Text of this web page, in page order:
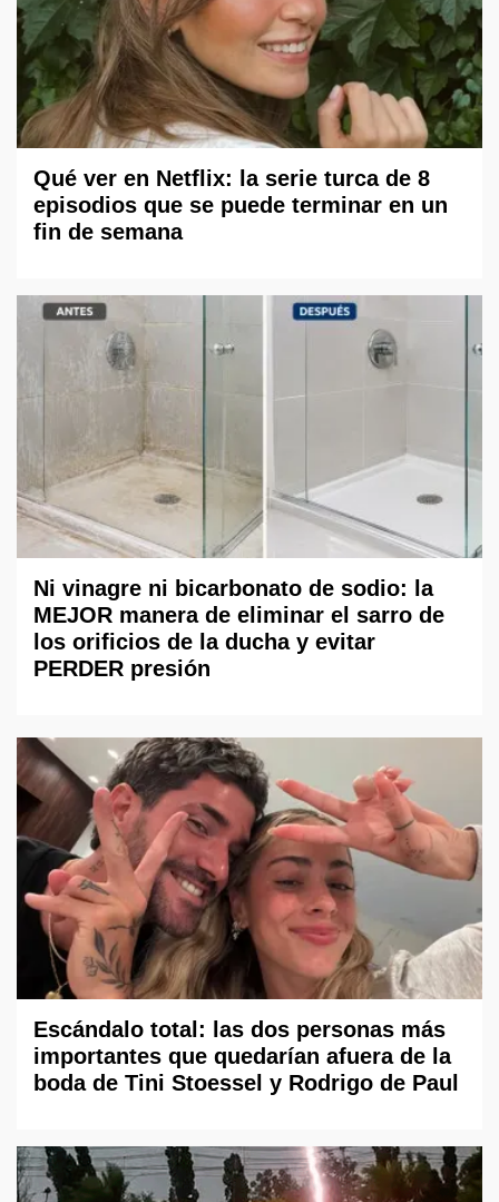
Qué ver en Netflix: la serie turca de 8
episodios que se puede terminar en un
fin de semana
Ni vinagre ni bicarbonato de sodio: la
MEJOR manera de eliminar el sarro de
los orificios de la ducha y evitar
PERDER presión
Escándalo total: las dos personas más
importantes que quedarían afuera de la
boda de Tini Stoessel y Rodrigo de Paul